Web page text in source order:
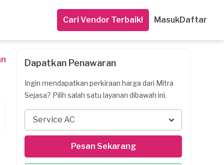
Cari Vendor Terbaik! MasukDaftar
Dapatkan Penawaran
Ingin mendapatkan perkiraan harga dari Mitra
Sejasa? Pilih salah satu layanan dibawah ini.
Service AC
Pesan Sekarang